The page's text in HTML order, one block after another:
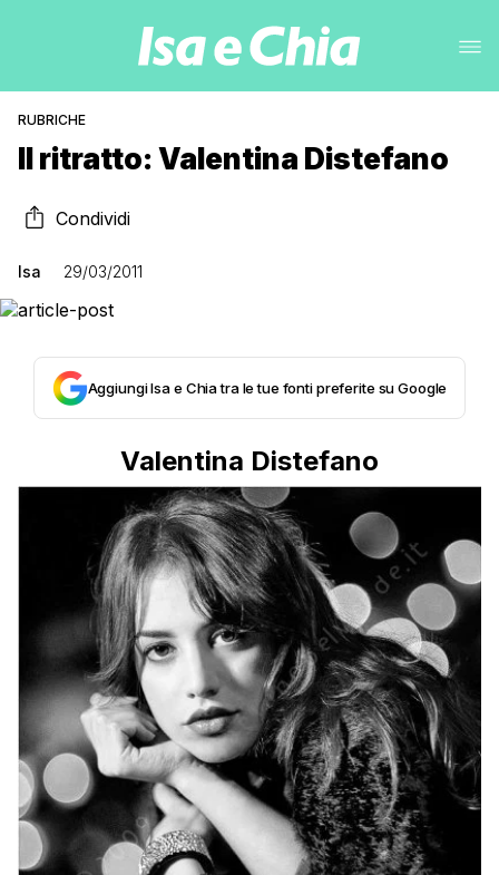
RUBRICHE
Il ritratto: Valentina Distefano
Condividi
Isa 29/03/2011
Aggiungi Isa e Chia tra le tue fonti preferite su Google
Valentina Distefano